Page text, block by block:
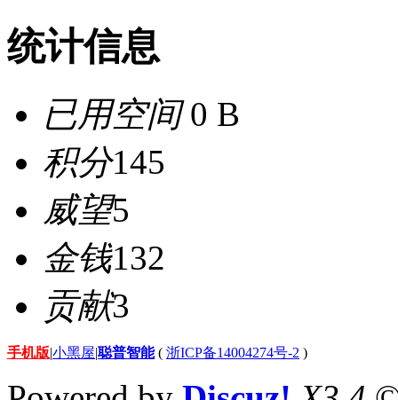
统计信息
已用空间0 B
积分145
威望5
金钱132
贡献3
手机版|小黑屋|聪普智能( 浙ICP备14004274号-2 )